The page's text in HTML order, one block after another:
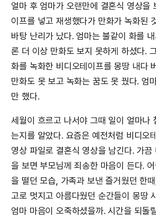
얼마 후 엄마가 오랜만에 결혼식 영상을
이프를 넣고 재생했다가 만화가 녹화된
바탕 난리가 났다. 엄마는 불같이 화를
론 더 이상 만화도 보지 못하게 하셨다.
화를 녹화한 비디오테이프를 몽땅 내다
만화도 못 보고 녹화는 꿈도 못 꿨다. 엄
만 했다.
세월이 흐르고 나서야 그때 일이 얼마나
는지를 알았다. 요즘은 예전처럼 비디오
영상 파일로 결혼식 영상을 남긴다. 가끔
을 보면 부모님께 죄송한 마음이 든다.
을 떨던 모습, 가족과 보낸 즐거웠던 한
고로 멋지고 아름다웠던 순간들이 몽땅
엄마 마음이 오죽하셨을까. 시간을 되돌